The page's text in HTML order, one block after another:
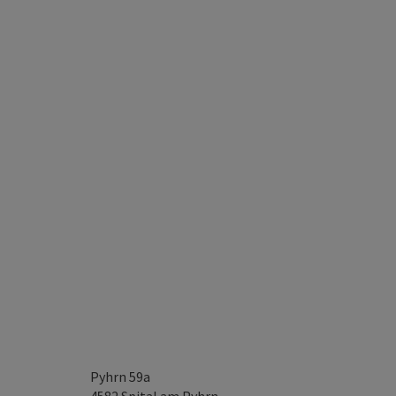
Pyhrn 59a